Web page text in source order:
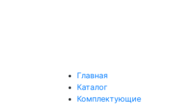
Главная
Каталог
Комплектующие